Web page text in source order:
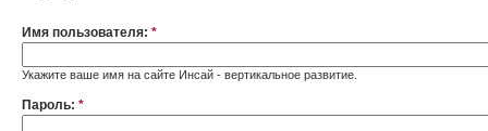
Имя пользователя: *
Укажите ваше имя на сайте Инсай - вертикальное развитие.
Пароль: *